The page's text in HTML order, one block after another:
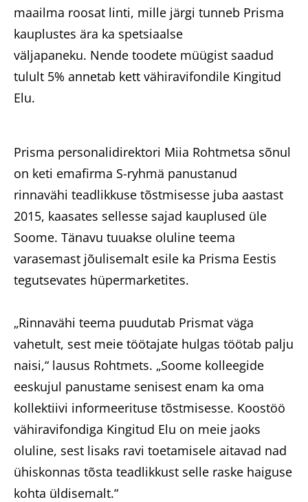
maailma roosat linti, mille järgi tunneb Prisma
kauplustes ära ka spetsiaalse
väljapaneku. Nende toodete müügist saadud
tulult 5% annetab kett vähiravifondile Kingitud
Elu.
Prisma personalidirektori Miia Rohtmetsa sõnul
on keti emafirma S-ryhmä panustanud
rinnavähi teadlikkuse tõstmisesse juba aastast
2015, kaasates sellesse sajad kauplused üle
Soome. Tänavu tuuakse oluline teema
varasemast jõulisemalt esile ka Prisma Eestis
tegutsevates hüpermarketites.
„Rinnavähi teema puudutab Prismat väga
vahetult, sest meie töötajate hulgas töötab palju
naisi,“ lausus Rohtmets. „Soome kolleegide
eeskujul panustame senisest enam ka oma
kollektiivi informeerituse tõstmisesse. Koostöö
vähiravifondiga Kingitud Elu on meie jaoks
oluline, sest lisaks ravi toetamisele aitavad nad
ühiskonnas tõsta teadlikkust selle raske haiguse
kohta üldisemalt.“